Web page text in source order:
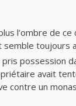
l’ombre de ce
semble toujours
possession
avait
contre un